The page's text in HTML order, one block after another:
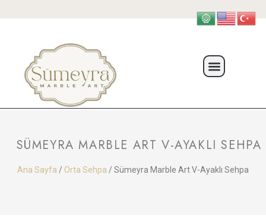
SÜMEYRA MARBLE ART V-AYAKLI SEHPA
Ana Sayfa / Orta Sehpa / Sümeyra Marble Art V-Ayaklı Sehpa